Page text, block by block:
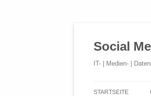
Social
IT- | Medien- |
STARTSEITE